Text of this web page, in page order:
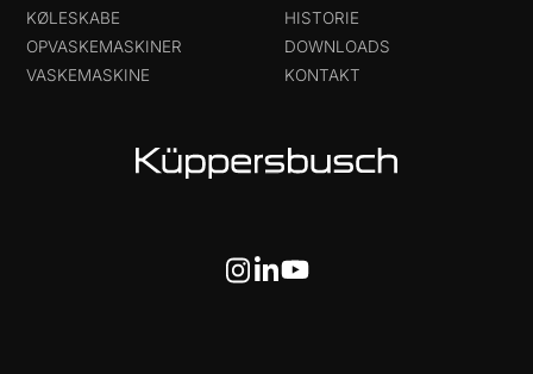
KØLESKABE
OPVASKEMASKINER
VASKEMASKINE
HISTORIE
DOWNLOADS
KONTAKT